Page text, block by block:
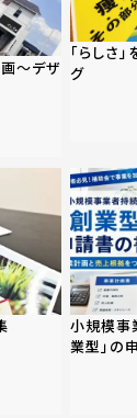
〜デザ
「らしさ
グ
小規模事
業型」の